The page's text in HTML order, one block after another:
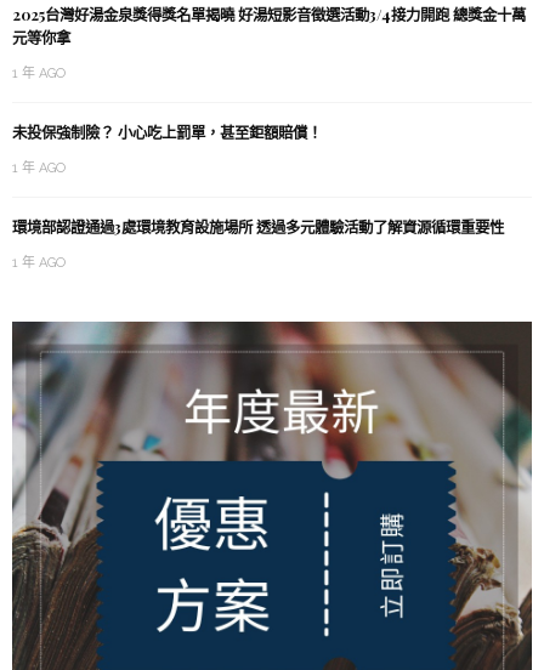
2025台灣好湯金泉獎得獎名單揭曉 好湯短影音徵選活動3/4接力開跑 總獎金十萬
元等你拿
1 年 AGO
未投保強制險？ 小心吃上罰單，甚至鉅額賠償！
1 年 AGO
環境部認證通過3處環境教育設施場所 透過多元體驗活動了解資源循環重要性
1 年 AGO